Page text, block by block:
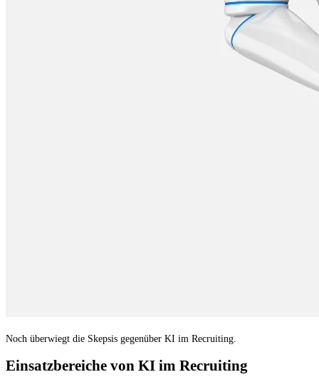
Noch überwiegt die Skepsis gegenüber KI im Recruiting.
Einsatzbereiche von KI im Recruiting